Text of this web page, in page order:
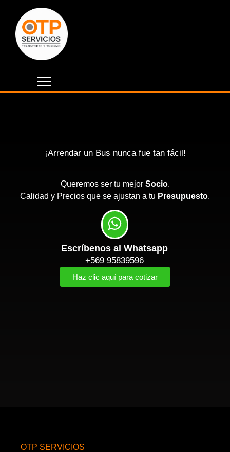
¡Arrendar un Bus nunca fue tan fácil!
Queremos ser tu mejor Socio.
Calidad y Precios que se ajustan a tu Presupuesto.
Escríbenos al Whatsapp
+569 95839596
Haz clic aquí para cotizar
OTP SERVICIOS